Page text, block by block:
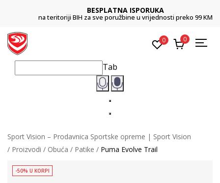
BESPLATNA ISPORUKA
na teritoriji BIH za sve poružbine u vrijednosti preko 99 KM
0 0
Tab
Sport Vision – Prodavnica Sportske opreme | Sport Vision
Proizvodi
Obuća Patike Puma Evolve Trail
-50% U KORPI